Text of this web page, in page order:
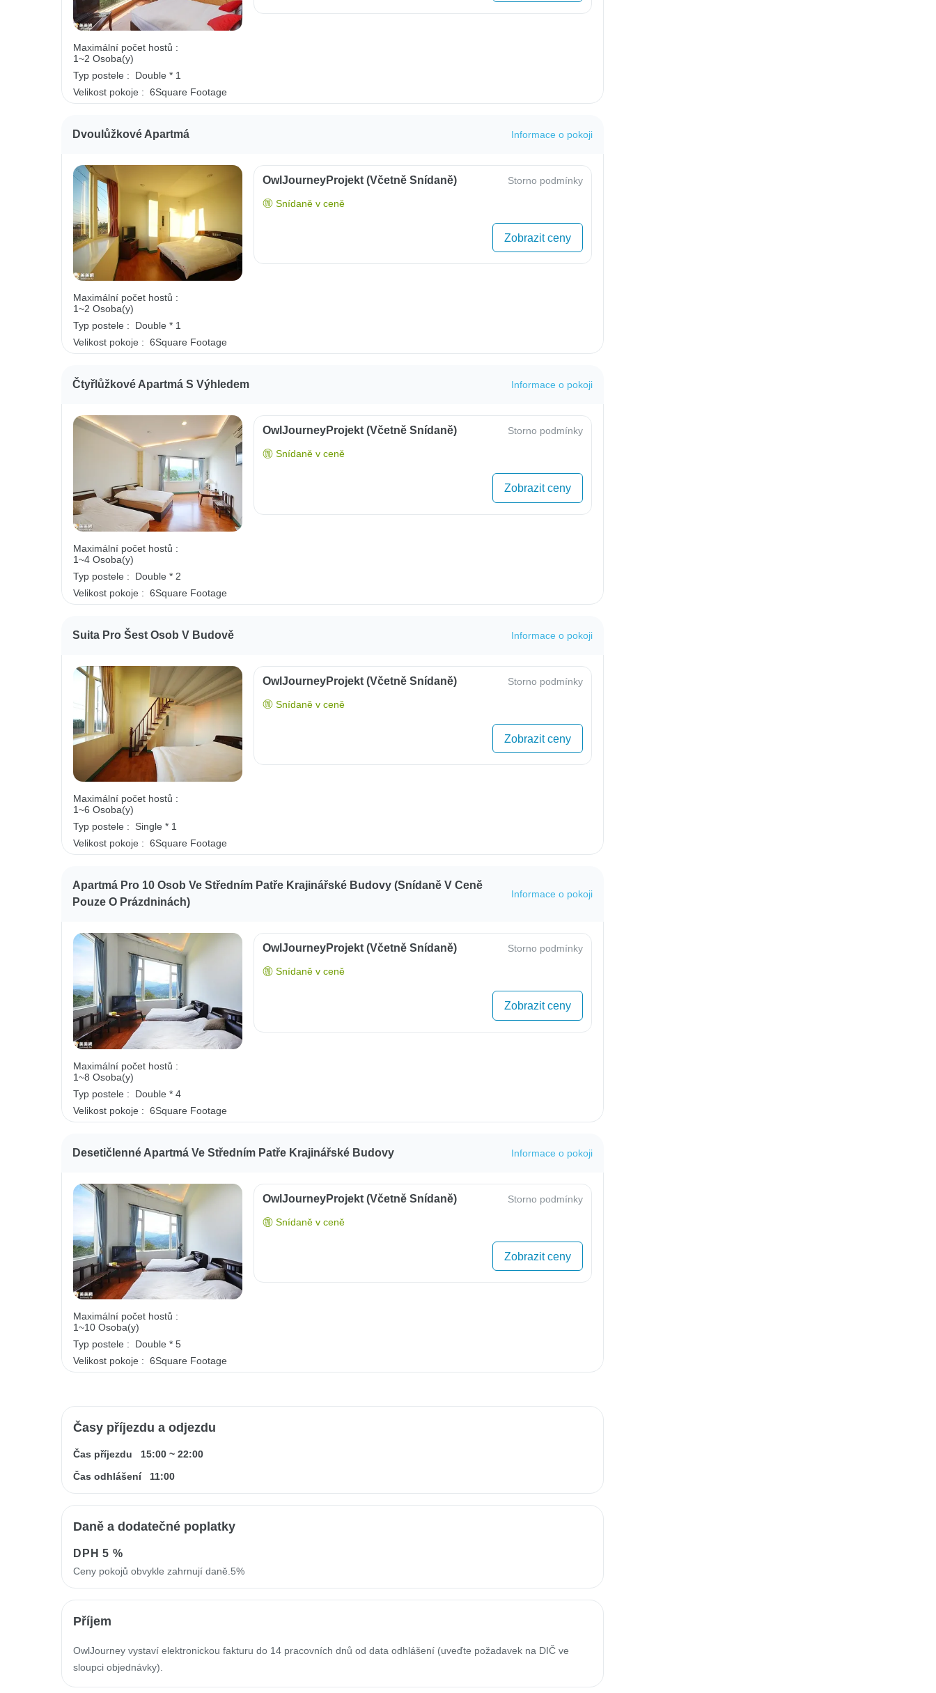
Maximální počet hostů :
1~2 Osoba(y)
Typ postele :
Double * 1
Velikost pokoje : 6Square Footage
Dvoulůžkové Apartmá Informace o pokoji
Maximální počet hostů :
1~2 Osoba(y)
Typ postele :
Double * 1
Velikost pokoje : 6Square Footage
OwlJourneyProjekt (včetně Snídaně) Storno podmínky
Snídaně v ceně
Zobrazit ceny
Čtyřlůžkové Apartmá S Výhledem Informace o pokoji
Maximální počet hostů :
1~4 Osoba(y)
Typ postele :
Double * 2
Velikost pokoje : 6Square Footage
OwlJourneyProjekt (včetně Snídaně) Storno podmínky
Snídaně v ceně
Zobrazit ceny
Suita Pro Šest Osob V Budově Informace o pokoji
Maximální počet hostů :
1~6 Osoba(y)
Typ postele :
Single * 1
Velikost pokoje : 6Square Footage
OwlJourneyProjekt (včetně Snídaně) Storno podmínky
Snídaně v ceně
Zobrazit ceny
Apartmá Pro 10 Osob Ve Středním Patře Krajinářské Budovy (snídaně V Ceně
Pouze O Prázdninách)
Informace o pokoji
Maximální počet hostů :
1~8 Osoba(y)
Typ postele :
Double * 4
Velikost pokoje : 6Square Footage
OwlJourneyProjekt (včetně Snídaně) Storno podmínky
Snídaně v ceně
Zobrazit ceny
Desetičlenné Apartmá Ve Středním Patře Krajinářské Budovy Informace o pokoji
Maximální počet hostů :
1~10 Osoba(y)
Typ postele :
Double * 5
Velikost pokoje : 6Square Footage
OwlJourneyProjekt (včetně Snídaně) Storno podmínky
Snídaně v ceně
Zobrazit ceny
Časy příjezdu a odjezdu
Čas příjezdu 15:00 ~ 22:00
Čas odhlášení
11:00
Daně a dodatečné poplatky
DPH5 %
Ceny pokojů obvykle zahrnují daně.5%
Příjem
OwlJourney vystaví elektronickou fakturu do 14 pracovních dnů od data odhlášení (uveďte požadavek na DIČ ve
sloupci objednávky).